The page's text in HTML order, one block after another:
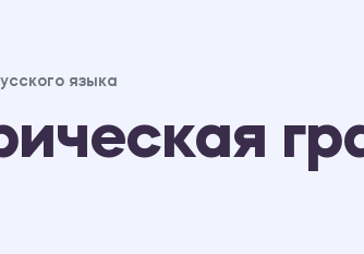
языка